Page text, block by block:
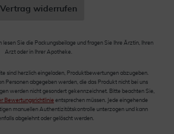
Vertrag widerrufen
Sie die Packungsbeilage und fragen Sie Ihre Ärztin, Ihren
Arzt oder in Ihrer Apotheke.
sind herzlich eingeladen, Produktbewertungen abzugeben.
Personen abgegeben werden, die das Produkt nicht bei uns
werden nicht gesondert gekennzeichnet. Bitte beachten Sie,
Bewertungsrichtlinie entsprechen müssen. Jede eingehende
manuellen Authentizitätskontrolle unterzogen und kann
abgelehnt oder gelöscht werden.